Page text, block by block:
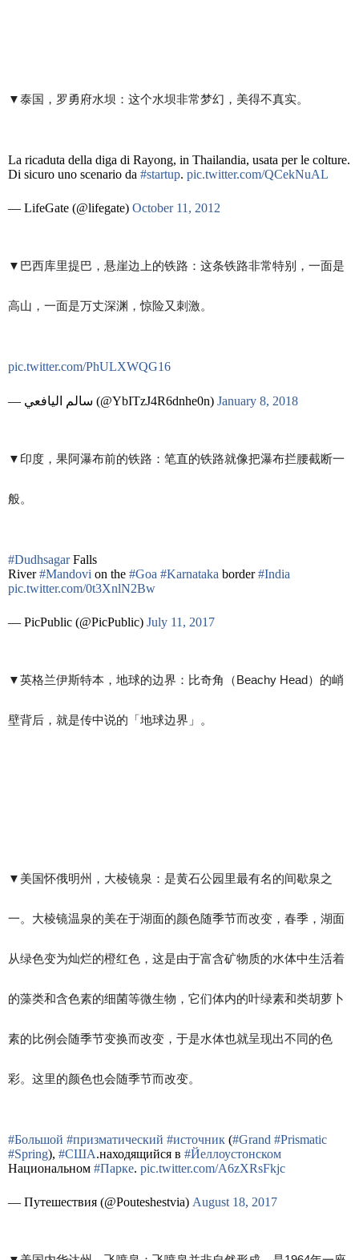
▼​泰国，罗勇府水坝：这个水坝非常梦幻，美得不真实。
La ricaduta della diga di Rayong, in Thailandia, usata per le colture.
Di sicuro uno scenario da #startup. pic.twitter.com/QCekNuAL
— LifeGate (@lifegate) October 11, 2012
▼​巴西库里提巴，悬崖边上的铁路：这条铁路非常特别，一面是
高山，一面是万丈深渊，惊险又刺激。
pic.twitter.com/PhULXWQG16
— سالم اليافعي (@YbITzJ4R6dnhe0n) January 8, 2018
▼​印度，果阿瀑布前的铁路：笔直的铁路就像把瀑布拦腰截断一
般。
#DudhsagarFalls
River#Mandovi on the #Goa #Karnataka border#India
pic.twitter.com/0t3XnlN2Bw
— PicPublic (@PicPublic) July 11, 2017
▼​英格兰伊斯特本，地球的边界：比奇角（Beachy Head）的峭
壁背后，就是传中说的「地球边界」。
▼​美国怀俄明州，大棱镜泉：是黄石公园里最有名的间歇泉之
一。大棱镜温泉的美在于湖面的颜色随季节而改变，春季，湖面
从绿色变为灿烂的橙红色，这是由于富含矿物质的水体中生活着
的藻类和含色素的细菌等微生物，它们体内的叶绿素和类胡萝卜
素的比例会随季节变换而改变，于是水体也就呈现出不同的色
彩。这里的颜色也会随季节而改变。
#Большой #призматический #источник (#Grand #Prismatic
#Spring), #США.находящийся в #Йеллоустонском
Национальном #Парке. pic.twitter.com/A6zXRsFkjc
— Путешествия (@Pouteshestvia) August 18, 2017